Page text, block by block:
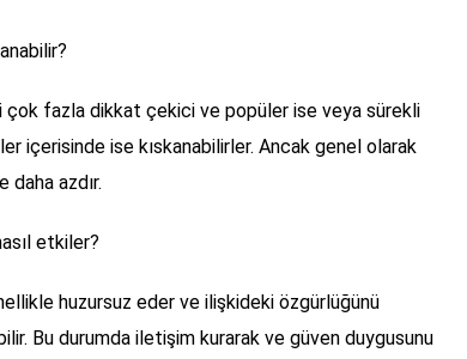
çok fazla dikkat çekici ve popüler ise veya sürekli
içerisinde ise kıskanabilirler. Ancak genel olarak
daha azdır.
etkiler?
huzursuz eder ve ilişkideki özgürlüğünü
Bu durumda iletişim kurarak ve güven duygusunu